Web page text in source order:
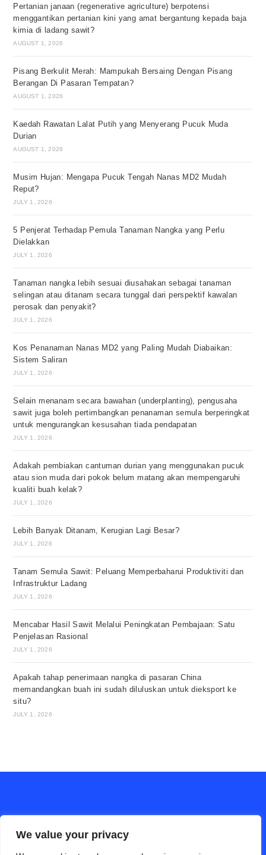
We value your privacy
Pertanian janaan (regenerative agriculture) berpotensi
menggantikan pertanian kini yang amat bergantung kepada baja
kimia di ladang sawit?
AUGUST 1, 2026
Pisang Berkulit Merah: Mampukah Bersaing Dengan Pisang
Berangan Di Pasaran Tempatan?
AUGUST 1, 2026
Kaedah Rawatan Lalat Putih yang Menyerang Pucuk Muda
Durian
AUGUST 1, 2026
Musim Hujan: Mengapa Pucuk Tengah Nanas MD2 Mudah
Reput?
JULY 1, 2026
5 Penjerat Terhadap Pemula Tanaman Nangka yang Perlu
Dielakkan
JULY 1, 2026
Tanaman nangka lebih sesuai diusahakan sebagai tanaman
selingan atau ditanam secara tunggal dari perspektif kawalan
perosak dan penyakit?
JULY 1, 2026
Kos Penanaman Nanas MD2 yang Paling Mudah Diabaikan:
Sistem Saliran
JULY 1, 2026
Selain menanam secara bawahan (underplanting), pengusaha
sawit juga boleh pertimbangkan penanaman semula berperingkat
untuk mengurangkan kesusahan tiada pendapatan
JULY 1, 2026
Adakah pembiakan cantuman durian yang menggunakan pucuk
atau sion muda dari pokok belum matang akan mempengaruhi
kualiti buah kelak?
JULY 1, 2026
Lebih Banyak Ditanam, Kerugian Lagi Besar?
JULY 1, 2026
Tanam Semula Sawit: Peluang Memperbaharui Produktiviti dan
Infrastruktur Ladang
JULY 1, 2026
Mencabar Hasil Sawit Melalui Peningkatan Pembajaan: Satu
Penjelasan Rasional
JULY 1, 2026
Apakah tahap penerimaan nangka di pasaran China
memandangkan buah ini sudah diluluskan untuk dieksport ke
situ?
JULY 1, 2026